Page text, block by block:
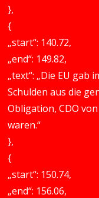
},
{
„start“: 140.72,
„end“: 149.82,
„text“: „Die EU gab
Schulden aus die
Obligation, CDO
waren.“
},
{
„start“: 150.74,
„end“: 156.06,